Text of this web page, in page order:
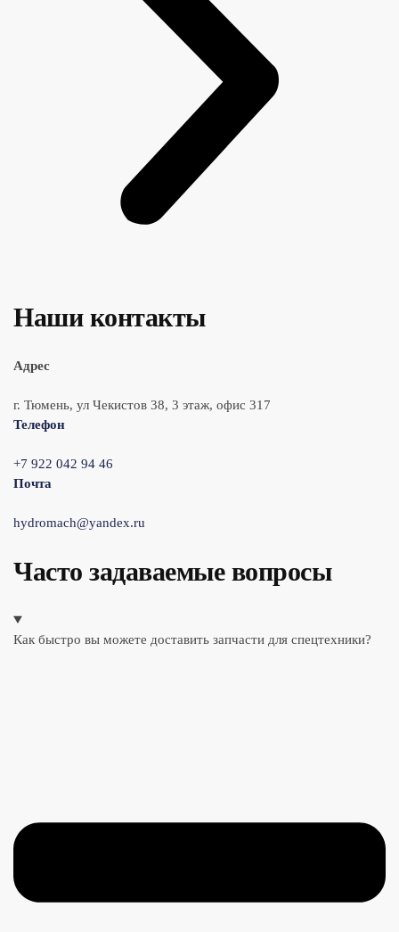
Наши контакты
Адрес
г. Тюмень, ул Чекистов 38, 3 этаж, офис 317
Телефон
+7 922 042 94 46
Почта
hydromach@yandex.ru
Часто задаваемые вопросы
Как быстро вы можете доставить запчасти для спецтехники?